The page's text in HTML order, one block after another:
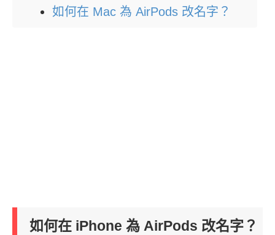
如何在 Mac 為 AirPods 改名字？
如何在 iPhone 為 AirPods 改名字？